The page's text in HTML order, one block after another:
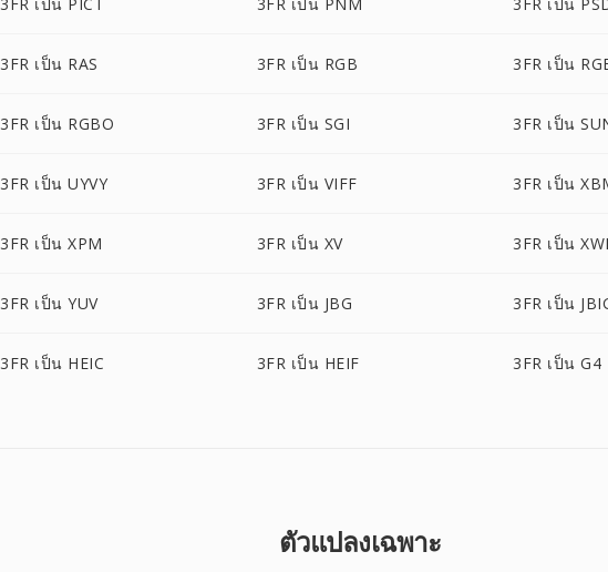
3FR เป็น RAS 3FR เป็น RGB 3FR เป็น
3FR เป็น RGBO 3FR เป็น SGI 3FR เป็น
3FR เป็น UYVY 3FR เป็น VIFF 3FR เป็น
3FR เป็น XPM 3FR เป็น XV 3FR เป็น
3FR เป็น YUV 3FR เป็น JBG 3FR เป็น
3FR เป็น HEIC 3FR เป็น HEIF 3FR เป็น G4
ตัวแปลงเฉพาะ